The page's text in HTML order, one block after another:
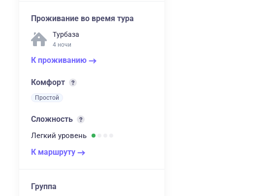
Проживание во время тура
Турбаза
4 ночи
К проживанию
Комфорт
Простой
Сложность
Легкий уровень
К маршруту
Группа